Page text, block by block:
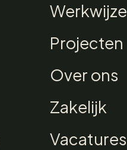
Werkwijze
Projecten
Over ons
Zakelijk
Vacatures